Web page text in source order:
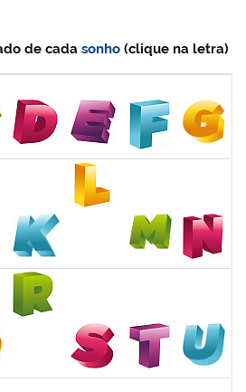
de cada sonho (clique na letra)